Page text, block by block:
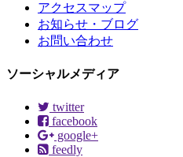
アクセスマップ
お知らせ・ブログ
お問い合わせ
ソーシャルメディア
twitter
facebook
google+
feedly